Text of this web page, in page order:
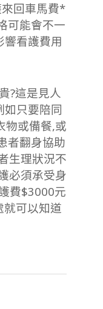
回車馬費*
可能會不一
看護費用
?這是見人
如只要陪同
物或備餐,或
者翻身協助
生理狀況不
必須承受身
費$3000元
就可以知道